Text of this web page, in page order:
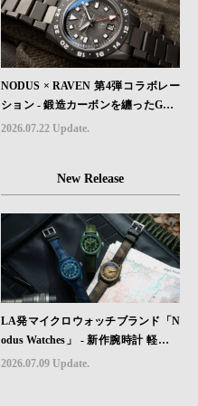
NODUS × RAVEN 第4弾コラボレー
ション - 鍛造カーボンを纏ったGMT
ウォッチ「TRAILTREKKER CARB
2026.07.22 Update.
New Release
LA発マイクロウォッチブランド「N
odus Watches」 - 新作腕時計 軽さと
堅牢性を両立したフィールドウォッ
2026.07.09 Update.